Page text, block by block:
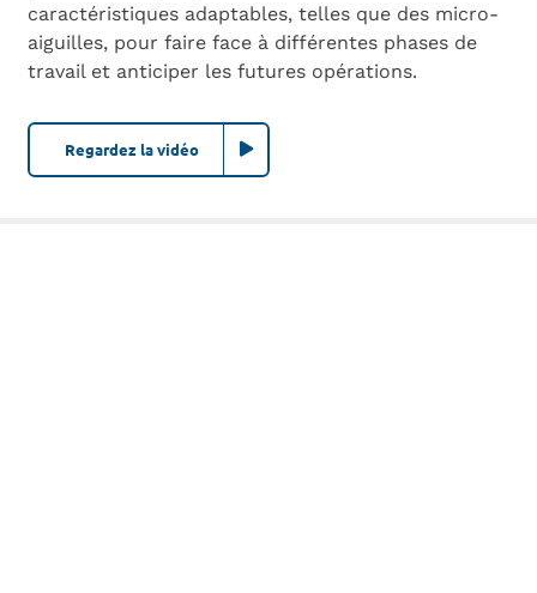
caractéristiques adaptables, telles que des micro-
aiguilles, pour faire face à différentes phases de
travail et anticiper les futures opérations.
Regardez la vidéo